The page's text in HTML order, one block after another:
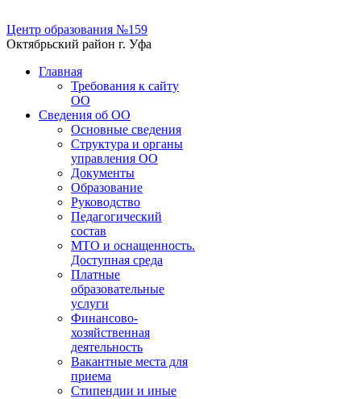
Центр образования №159
Октябрьский район г. Уфа
Главная
Требования к сайту
ОО
Сведения об ОО
Основные сведения
Структура и органы
управления ОО
Документы
Образование
Руководство
Педагогический
состав
МТО и оснащенность.
Доступная среда
Платные
образовательные
услуги
Финансово-
хозяйственная
деятельность
Вакантные места для
приема
Стипендии и иные